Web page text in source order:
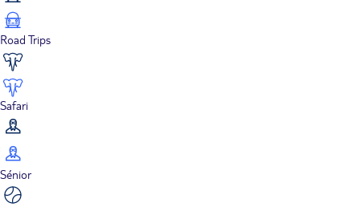
Road Trips
Safari
Sénior